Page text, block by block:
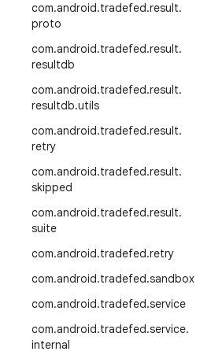
com.android.tradefed.result.
proto
com.android.tradefed.result.
resultdb
com.android.tradefed.result.
resultdb.utils
com.android.tradefed.result.
retry
com.android.tradefed.result.
skipped
com.android.tradefed.result.
suite
com.android.tradefed.retry
com.android.tradefed.sandbox
com.android.tradefed.service
com.android.tradefed.service.
internal